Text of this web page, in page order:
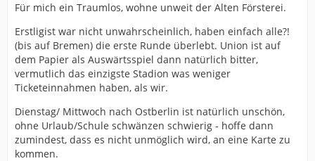
Für mich ein Traumlos, wohne unweit der Alten Försterei.
Erstligist war nicht unwahrscheinlich, haben einfach alle?!
(bis auf Bremen) die erste Runde überlebt. Union ist auf
dem Papier als Auswärtsspiel dann natürlich bitter,
vermutlich das einzigste Stadion was weniger
Ticketeinnahmen haben, als wir.
Dienstag/ Mittwoch nach Ostberlin ist natürlich unschön,
ohne Urlaub/Schule schwänzen schwierig - hoffe dann
zumindest, dass es nicht unmöglich wird, an eine Karte zu
kommen.